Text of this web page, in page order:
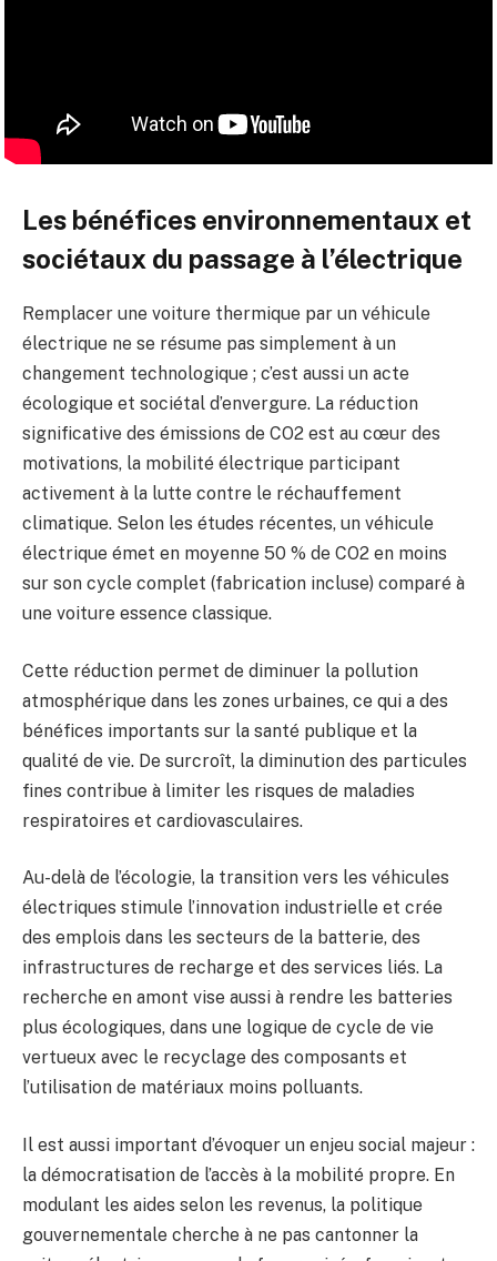
Les bénéfices environnementaux et
sociétaux du passage à l’électrique
Remplacer une voiture thermique par un véhicule
électrique ne se résume pas simplement à un
changement technologique ; c’est aussi un acte
écologique et sociétal d’envergure. La réduction
significative des émissions de CO2 est au cœur des
motivations, la mobilité électrique participant
activement à la lutte contre le réchauffement
climatique. Selon les études récentes, un véhicule
électrique émet en moyenne 50 % de CO2 en moins
sur son cycle complet (fabrication incluse) comparé à
une voiture essence classique.
Cette réduction permet de diminuer la pollution
atmosphérique dans les zones urbaines, ce qui a des
bénéfices importants sur la santé publique et la
qualité de vie. De surcroît, la diminution des particules
fines contribue à limiter les risques de maladies
respiratoires et cardiovasculaires.
Au-delà de l’écologie, la transition vers les véhicules
électriques stimule l’innovation industrielle et crée
des emplois dans les secteurs de la batterie, des
infrastructures de recharge et des services liés. La
recherche en amont vise aussi à rendre les batteries
plus écologiques, dans une logique de cycle de vie
vertueux avec le recyclage des composants et
l’utilisation de matériaux moins polluants.
Il est aussi important d’évoquer un enjeu social majeur :
la démocratisation de l’accès à la mobilité propre. En
modulant les aides selon les revenus, la politique
gouvernementale cherche à ne pas cantonner la